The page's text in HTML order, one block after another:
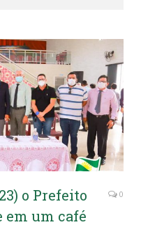
o Prefeito
em um café
0